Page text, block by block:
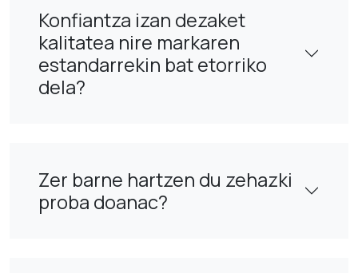
Konfiantza izan dezaket
kalitatea nire markaren
estandarrekin bat etorriko
dela?
Zer barne hartzen du zehazki
proba doanac?